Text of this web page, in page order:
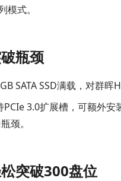
式。
瓶颈
SATA SSD满载，对群
3.0扩展槽，可额外
颈。
突破300盘位